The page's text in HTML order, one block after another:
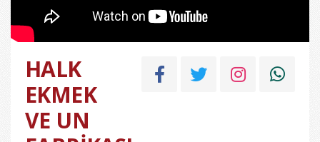
HALK
EKMEK
VE UN